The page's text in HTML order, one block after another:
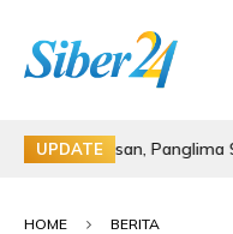
UPDATEPanglima 9 Briged
HOME
BERITA